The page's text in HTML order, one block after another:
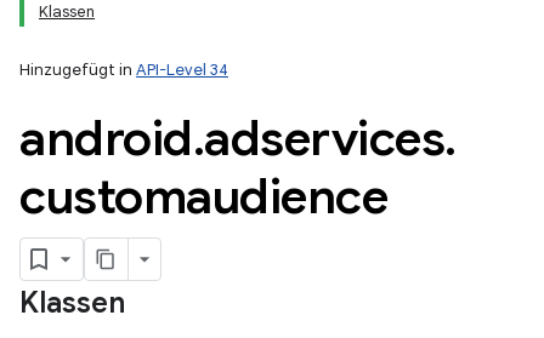
Klassen
Hinzugefügt in API-Level 34
android.adservices.
customaudience
Klassen